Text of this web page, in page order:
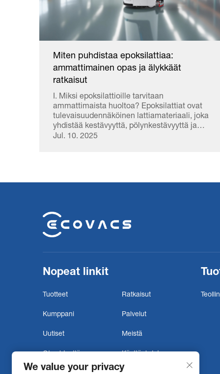
Miten puhdistaa epoksilattiaa:
ammattimainen opas ja älykkäät
ratkaisut
I. Miksi epoksilattioille tarvitaan
ammattimaista huoltoa? Epoksilattiat ovat
tulevaisuudennäköinen lattiamateriaali, joka
yhdistää kestävyyttä, pölynkestävyyttä ja
esteettisyyttä, ja sitä käytetään yleisesti
Jul. 10. 2025
Nopeat linkit
Tuotteet Ratkaisut
Kumppani Palvelut
Uutiset Meistä
Ota yhteyttä Käyttöehdot
We value your privacy